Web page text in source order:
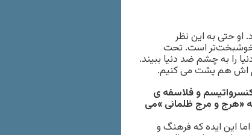
حتی به این نظر
خوشبخت‌تر است. تحت
را به چشم ضد دنیا ببیند.
اش هم پشت می کنیم.
و فلاسفه ی
«هرج و مرج ظلمانی »می
این ایده که فرهنگ و